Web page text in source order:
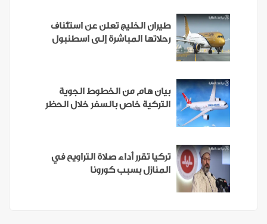
طيران الخليج تعلن عن استئناف
رحلاتها المباشرة إلى اسطنبول
بيان هام من الخطوط الجوية
التركية خاص بالسفر خلال الحظر
تركيا تقرر أداء صلاة التراويح في
المنازل بسبب كورونا